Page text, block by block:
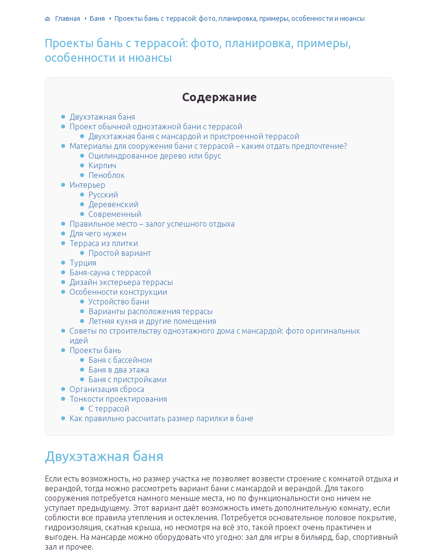
Главная Баня Проекты бань с террасой: фото, планировка, примеры, особенности и нюансы
Проекты бань с террасой: фото, планировка, примеры,
особенности и нюансы
Содержание
Двухэтажная баня
Проект обычной одноэтажной бани с террасой
Двухэтажная баня с мансардой и пристроенной террасой
Материалы для сооружения бани с террасой – каким отдать предпочтение?
Оцилиндрованное дерево или брус
Кирпич
Пеноблок
Интерьер
Русский
Деревенский
Современный
Правильное место – залог успешного отдыха
Для чего нужен
Терраса из плитки
Простой вариант
Турция
Баня-сауна с террасой
Дизайн экстерьера террасы
Особенности конструкции
Устройство бани
Варианты расположения террасы
Летняя кухня и другие помещения
Советы по строительству одноэтажного дома с мансардой: фото оригинальных
идей
Проекты бань
Баня с бассейном
Баня в два этажа
Баня с пристройками
Организация сброса
Тонкости проектирования
С террасой
Как правильно рассчитать размер парилки в бане
Двухэтажная баня
Если есть возможность, но размер участка не позволяет возвести строение с комнатой отдыха и
верандой, тогда можно рассмотреть вариант бани с мансардой и верандой. Для такого
сооружения потребуется намного меньше места, но по функциональности оно ничем не
уступает предыдущему. Этот вариант даёт возможность иметь дополнительную комнату, если
соблюсти все правила утепления и остекления. Потребуется основательное половое покрытие,
гидроизоляция, скатная крыша, но несмотря на всё это, такой проект очень практичен и
выгоден. На мансарде можно оборудовать что угодно: зал для игры в бильярд, бар, спортивный
зал и прочее.